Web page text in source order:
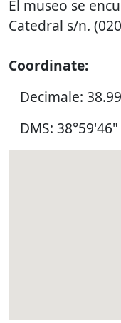
El museo se
Catedral s/n.
Coordinate:
Decimale:
DMS: